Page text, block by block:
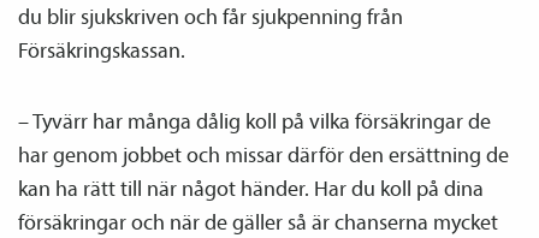
du blir sjukskriven och får sjukpenning från
Försäkringskassan.
– Tyvärr har många dålig koll på vilka försäkringar de
har genom jobbet och missar därför den ersättning de
kan ha rätt till när något händer. Har du koll på dina
försäkringar och när de gäller så är chanserna mycket